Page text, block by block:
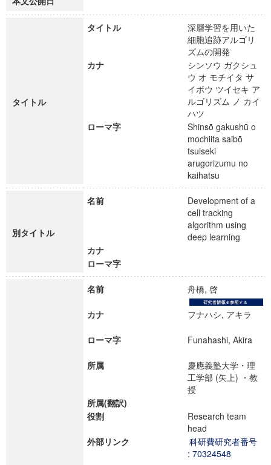
タイトル
タイトル
深層学習を用いた
細胞追跡アルゴリ
ズムの開発
カナ
シンソウ ガクシュ
ウ オ モチイタ サ
イボウ ツイセキ ア
ルゴリズム ノ カイ
ハツ
ローマ字
Shinsō gakushū o
mochiita saibō
tsuiseki
arugorizumu no
kaihatsu
別タイトル
名前
Development of a
cell tracking
algorithm using
deep learning
カナ
ローマ字
名前 舟橋, 啓
カナ フナハシ, アキラ
ローマ字 Funahashi, Akira
所属
慶應義塾大学・理
工学部 (矢上) ・教
授
所属(翻訳)
役割
Research team
head
外部リンク
科研費研究者番号
: 70324548